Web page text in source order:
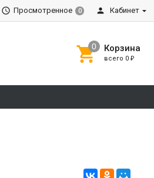
Просмотренное 0 Кабинет
Корзина
всего 0 ₽